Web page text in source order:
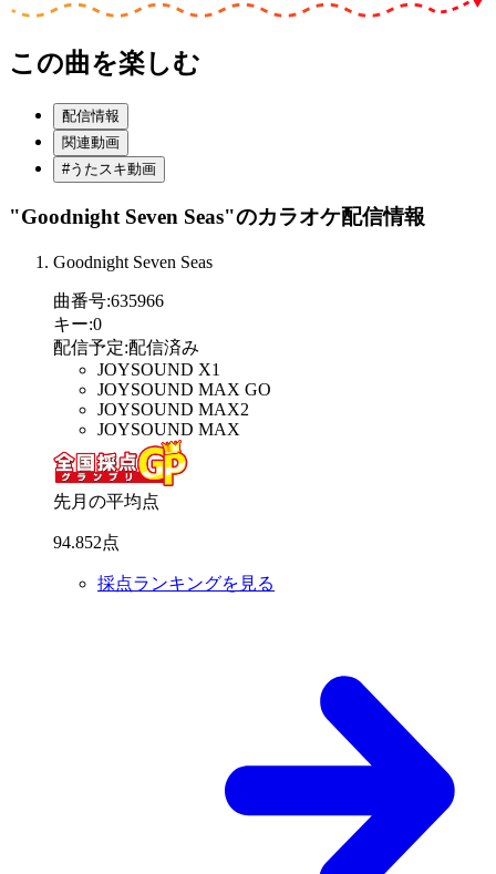
この曲を楽しむ
配信情報
関連動画
#うたスキ動画
"Goodnight Seven Seas"のカラオケ配信情報
Goodnight Seven Seas
曲番号:635966
キー:0
配信予定:配信済み
JOYSOUND X1
JOYSOUND MAX GO
JOYSOUND MAX2
JOYSOUND MAX
先月の平均点
94.852点
採点ランキングを見る